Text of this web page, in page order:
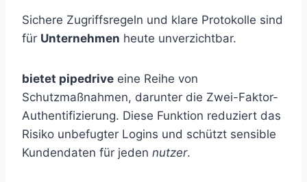
Sichere Zugriffsregeln und klare Protokolle sind
für Unternehmen heute unverzichtbar.
bietet pipedrive eine Reihe von
Schutzmaßnahmen, darunter die Zwei-Faktor-
Authentifizierung. Diese Funktion reduziert das
Risiko unbefugter Logins und schützt sensible
Kundendaten für jeden nutzer.